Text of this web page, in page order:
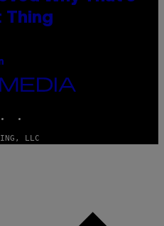
Thing
LLC